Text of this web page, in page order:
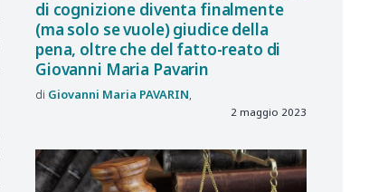
di cognizione diventa finalmente
(ma solo se vuole) giudice della
pena, oltre che del fatto-reato di
Giovanni Maria Pavarin
Giovanni Maria PAVARIN
2 maggio 2023